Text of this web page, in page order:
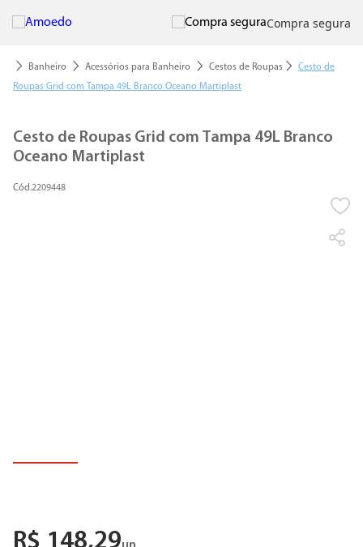
Compra segura
Banheiro Acessórios para Banheiro Cestos de Roupas
Cesto de
Roupas Grid com Tampa 49L Branco Oceano Martiplast
Cesto de Roupas Grid com Tampa 49L Branco
Oceano Martiplast
2209448